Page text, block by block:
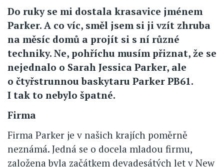
Do ruky se mi dostala krasavice jménem
Parker. A co víc, směl jsem si ji vzít zhruba
na měsíc domů a projít si s ní různé
techniky. Ne, pohříchu musím přiznat, že se
nejednalo o Sarah Jessica Parker, ale
o čtyřstrunnou baskytaru Parker PB61.
I tak to nebylo špatné.
Firma
Firma Parker je v našich krajích poměrně
neznámá. Jedná se o docela mladou firmu,
založena byla začátkem devadesátých let v New